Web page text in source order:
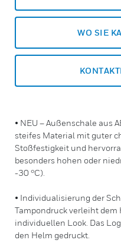
WO SIE
• NEU – Außenschale aus
steifes Material mit guter
Stoßfestigkeit und
besonders hohen oder
-30 °C).
• Individualisierung der
Tampondruck verleiht
individuellen Look. Das
den Helm gedruckt.